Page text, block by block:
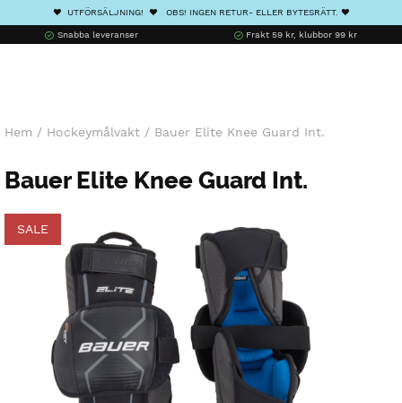
❤️ UTFÖRSÄLJNING! ❤️ OBS! INGEN RETUR- ELLER BYTESRÄTT. ❤️
Snabba leveranser Frakt 59 kr, klubbor 99 kr
Hem / Hockeymålvakt / Bauer Elite Knee Guard Int.
Bauer Elite Knee Guard Int.
SALE